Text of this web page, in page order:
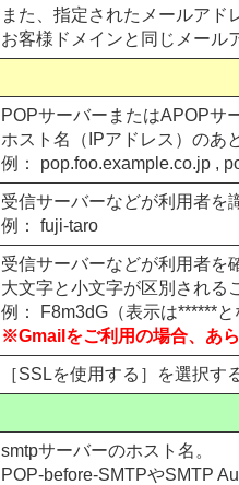
また、指定されたメールアド
お客様ドメインと同じメール
POPサーバーまたはAPOPサ
ホスト名（IPアドレス）のあ
例： pop.foo.example.co.jp ,
受信サーバーなどが利用者を
例： fuji-taro
受信サーバーなどが利用者を
大文字と小文字が区別される
例： F8m3dG（表示は******
※Gmailをご利用の場合、あ
［SSLを使用する］を選択
smtpサーバーのホスト名。
POP-before-SMTPやSMTP